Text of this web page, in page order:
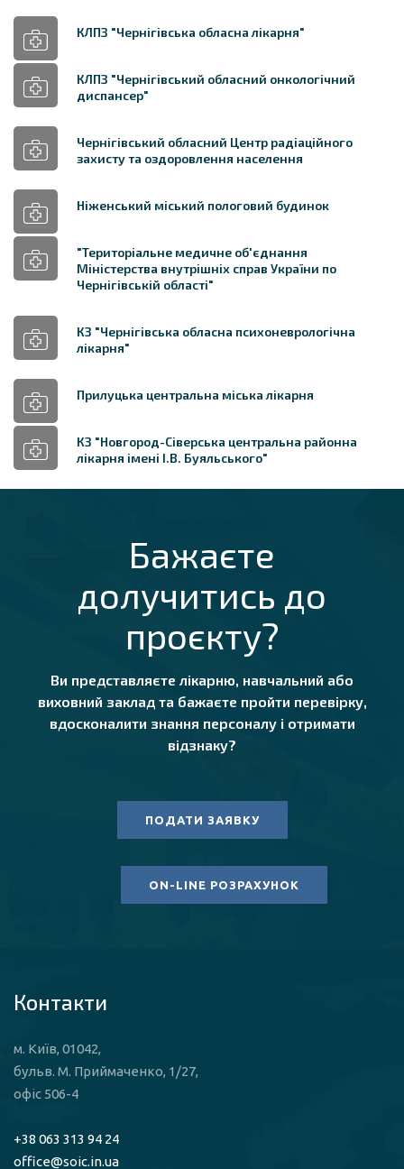
КЛПЗ "Чернігівська обласна лікарня"
КЛПЗ "Чернігівський обласний онкологічний
диспансер"
Чернігівський обласний Центр радіаційного
захисту та оздоровлення населення
Ніженський міський пологовий будинок
"Територіальне медичне об'єднання
Міністерства внутрішніх справ України по
Чернігівській області"
КЗ "Чернігівська обласна психоневрологічна
лікарня"
Прилуцька центральна міська лікарня
КЗ "Новгород-Сіверська центральна районна
лікарня імені І.В. Буяльського"
Бажаєте
долучитись до
проєкту?
Ви представляєте лікарню, навчальний або
виховний заклад та бажаєте пройти перевірку,
вдосконалити знання персоналу і отримати
відзнаку?
ПОДАТИ ЗАЯВКУ
ON-LINE РОЗРАХУНОК
Контакти
м. Київ, 01042,
бульв. М. Приймаченко, 1/27,
офіс 506-4
+38 063 313 94 24
office@soic.in.ua